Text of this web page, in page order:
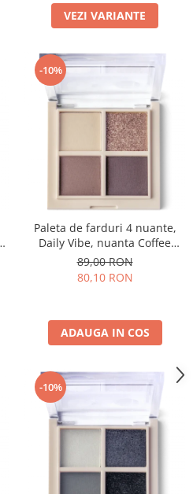
VEZI VARIANTE
-10%
Paleta de farduri 4 nuante,
Daily Vibe, nuanta Coffee
Break 03 - 5,5g
89,00 RON
80,10 RON
ADAUGA IN COS
-10%